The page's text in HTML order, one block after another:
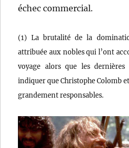
échec commercial.
(1) La brutalité de la
attribuée aux nobles qui l’ont
voyage alors que les dernières
indiquer que Christophe Colomb
grandement responsables.